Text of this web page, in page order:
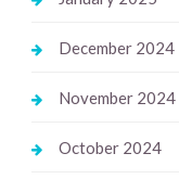
December 2024
November 2024
October 2024